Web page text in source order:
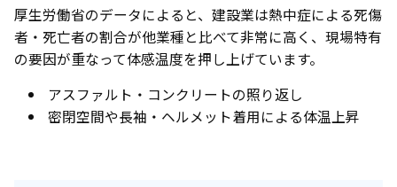
厚生労働省のデータによると、建設業は熱中症による死傷
者・死亡者の割合が他業種と比べて非常に高く、現場特有
の要因が重なって体感温度を押し上げています。
アスファルト・コンクリートの照り返し
密閉空間や長袖・ヘルメット着用による体温上昇